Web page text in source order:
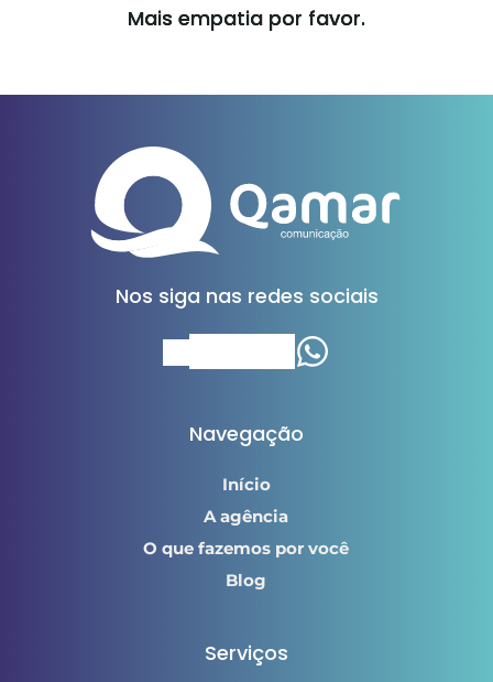
Mais empatia por favor.
Nos siga nas redes sociais
Navegação
Início
A agência
O que fazemos por você
Blog
Serviços